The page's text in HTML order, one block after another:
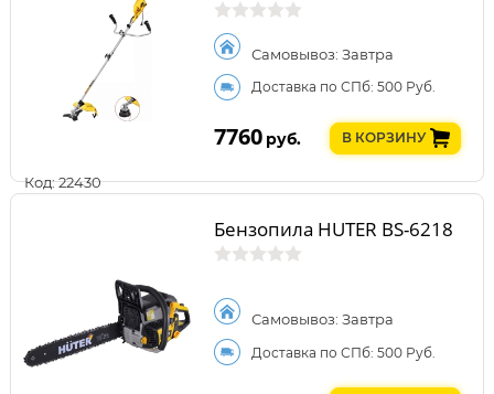
Код: 22430
Самовывоз: Завтра
Доставка по СПб: 500 Руб.
7760 руб. В КОРЗИНУ
Бензопила HUTER BS-6218
Самовывоз: Завтра
Доставка по СПб: 500 Руб.